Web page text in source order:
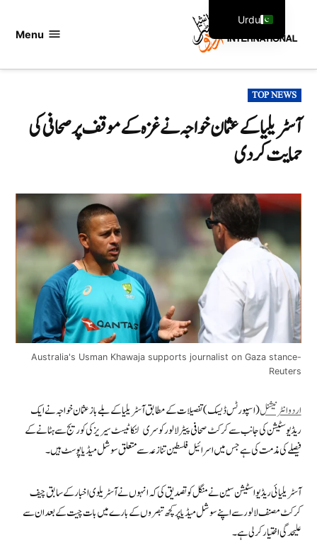
Menu
POSTED
IN
TOP NEWS
آسٹریلیا کے عثمان خواجہ نے غزہ کے موقف پر صحافی کی
حمایت کر دی
Australia's Usman Khawaja supports journalist on Gaza stance-
Reuters
اردوانٹرنیشنل(اسپورٹس ڈیسک) تفصیلات کے مطابق آسٹریلیا کے بلے باز عثمان خواجہ نے ایک
ریڈیو سٹیشن کی جانب سے کرکٹ صحافی پیٹر لالور کو سری لنکا ٹیسٹ سیریز کی کوریج سے ہٹانے کے
فیصلے کی مذمت کی ہے جس میں اسرائیل فلسطین تنازعہ سے متعلق سوشل میڈیا پوسٹ ہیں۔
آسٹریلیائی ریڈیو اسٹیشن سین نے منگل کو تصدیق کی کہ انہوں نے آسٹریلوی اخبار کے سابق چیف
کرکٹ مصنف لالور سے اپنے سوشل میڈیا پر کچھ تبصروں کے بارے میں بات چیت کے بعد ان سے
علیحدگی اختیار کر لی ہے۔
Urdu
English